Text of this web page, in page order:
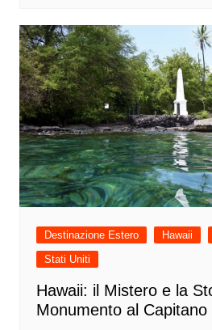
Destinazione Estero Hawaii
Stati Uniti
Hawaii: il Mistero e la
Monumento al Capitano